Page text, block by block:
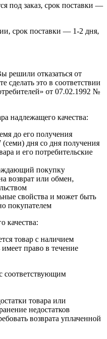
под заказ, срок поставки —
срок поставки — 1-2 дня,
решили отказаться от
сделать это в соответствии
от 07.02.1992 №
надлежащего качества:
до его получения
дня со дня получения
и его потребительские
покупку
возврат или обмен,
свойства и может быть
покупателем
качества:
товар с наличием
право в течение
соответствующим
товара или
недостатков
возврата уплаченной